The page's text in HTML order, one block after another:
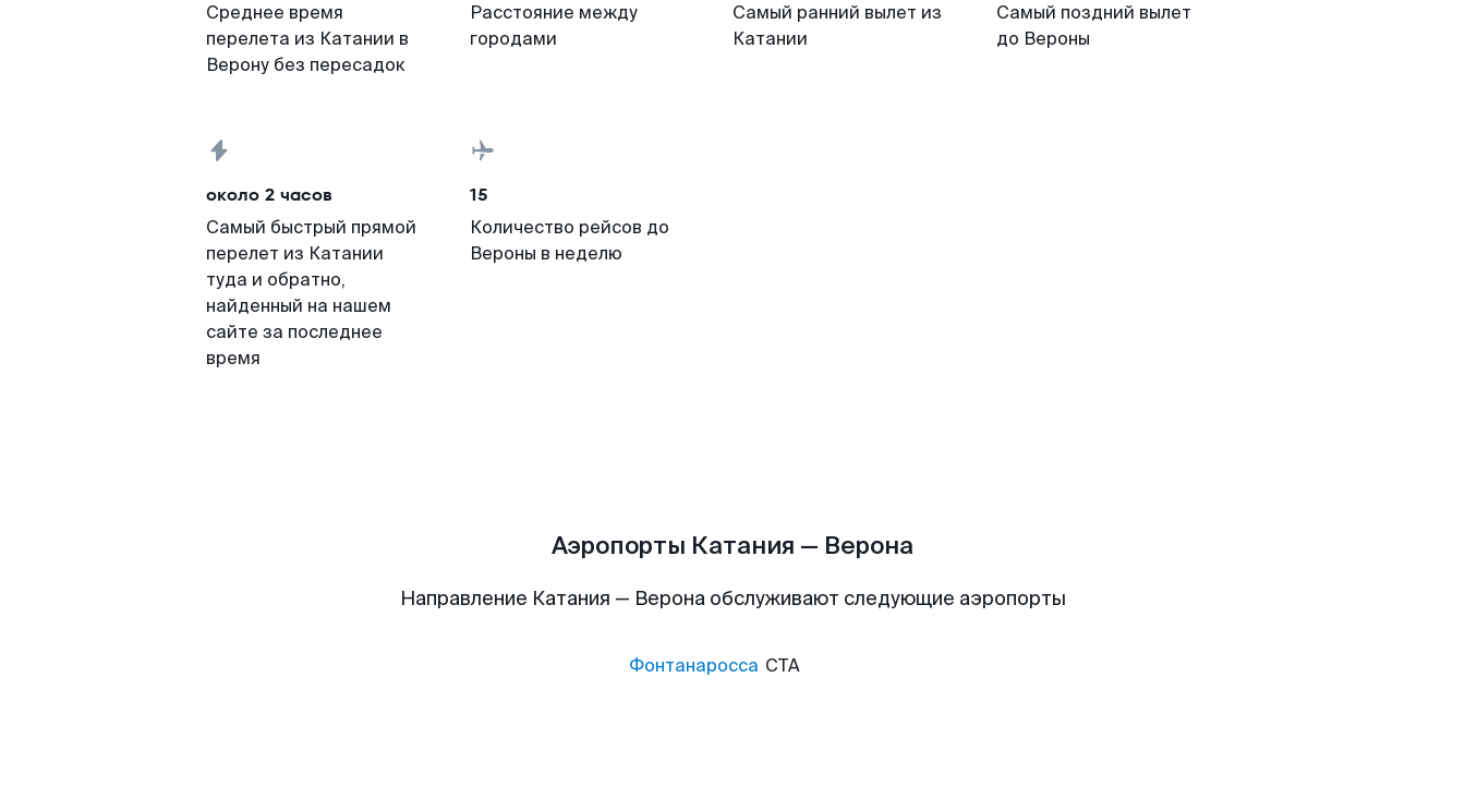
Среднее время
перелета из Катании в
Верону без пересадок
Расстояние между
городами
Самый ранний вылет из
Катании
Самый поздний вылет
до Вероны
около 2 часов
Самый быстрый прямой
перелет из Катании
туда и обратно,
найденный на нашем
сайте за последнее
время
15
Количество рейсов до
Вероны в неделю
Аэропорты Катания — Верона
Направление Катания — Верона обслуживают следующие аэропорты
Фонтанаросса CTA